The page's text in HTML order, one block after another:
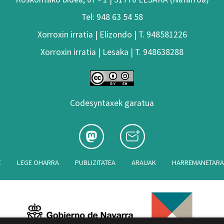
Tel: 948 63 54 58
Xorroxin irratia | Elizondo | T. 948581226
Xorroxin irratia | Lesaka | T. 948638288
Codesyntaxek garatua
LEGE OHARRA PUBLIZITATEA ARAUAK